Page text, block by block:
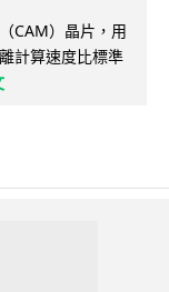
CAM）晶片，用
計算速度比標準